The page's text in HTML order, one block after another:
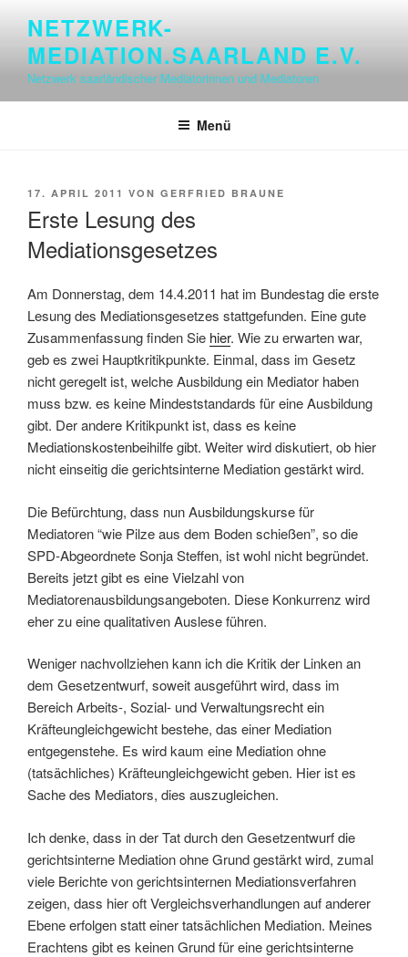
springen
NETZWERK-
MEDIATION.SAARLAND E.V.
Netzwerk saarländischer Mediatorinnen und Mediatoren
Menü
VERÖFFENTLICHT
17. APRIL 2011 VON GERFRIED BRAUNE
Erste Lesung des
Mediationsgesetzes
Am Donnerstag, dem 14.4.2011 hat im Bundestag die erste
Lesung des Mediationsgesetzes stattgefunden. Eine gute
Zusammenfassung finden Sie hier. Wie zu erwarten war,
geb es zwei Hauptkritikpunkte. Einmal, dass im Gesetz
nicht geregelt ist, welche Ausbildung ein Mediator haben
muss bzw. es keine Mindeststandards für eine Ausbildung
gibt. Der andere Kritikpunkt ist, dass es keine
Mediationskostenbeihilfe gibt. Weiter wird diskutiert, ob hier
nicht einseitig die gerichtsinterne Mediation gestärkt wird.
Die Befürchtung, dass nun Ausbildungskurse für
Mediatoren “wie Pilze aus dem Boden schießen”, so die
SPD-Abgeordnete Sonja Steffen, ist wohl nicht begründet.
Bereits jetzt gibt es eine Vielzahl von
Mediatorenausbildungsangeboten. Diese Konkurrenz wird
eher zu eine qualitativen Auslese führen.
Weniger nachvollziehen kann ich die Kritik der Linken an
dem Gesetzentwurf, soweit ausgeführt wird, dass im
Bereich Arbeits-, Sozial- und Verwaltungsrecht ein
Kräfteungleichgewicht bestehe, das einer Mediation
entgegenstehe. Es wird kaum eine Mediation ohne
(tatsächliches) Kräfteungleichgewicht geben. Hier ist es
Sache des Mediators, dies auszugleichen.
Ich denke, dass in der Tat durch den Gesetzentwurf die
gerichtsinterne Mediation ohne Grund gestärkt wird, zumal
viele Berichte von gerichtsinternen Mediationsverfahren
zeigen, dass hier oft Vergleichsverhandlungen auf anderer
Ebene erfolgen statt einer tatsächlichen Mediation. Meines
Erachtens gibt es keinen Grund für eine gerichtsinterne